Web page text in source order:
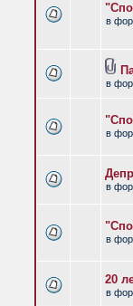
в
в
в
в
в
20
в